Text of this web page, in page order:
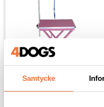
Samtycke
Rosa inkl. koppel och